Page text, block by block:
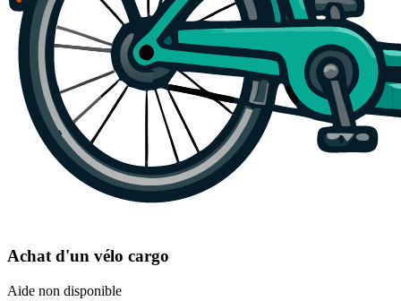
Achat d'un vélo cargo
Aide non disponible